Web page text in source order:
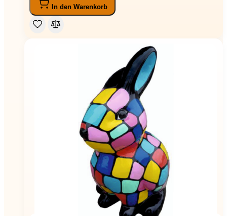
In den Warenkorb